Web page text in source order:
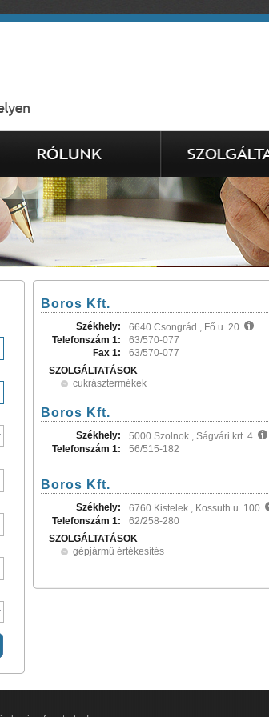
Boros Kft.
Székhely:
6640 Csongrád , Fő u. 20.
Telefonszám 1:
63/570-077
Fax 1:
63/570-077
SZOLGÁLTATÁSOK
cukrásztermékek
Boros Kft.
Székhely:
5000 Szolnok , Ságvári krt. 4.
Telefonszám 1:
56/515-182
Boros Kft.
Székhely:
6760 Kistelek , Kossuth u. 100.
Telefonszám 1:
62/258-280
SZOLGÁLTATÁSOK
gépjármű értékesítés